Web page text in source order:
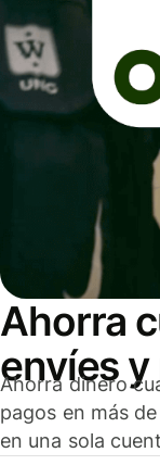
Ahorra
envíes
Ahorra dinero
pagos en más
en una sola